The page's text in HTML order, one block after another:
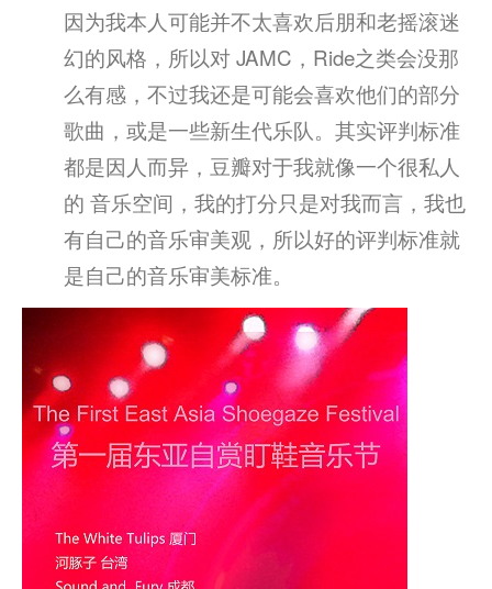
因为我本人可能并不太喜欢后朋和老摇滚迷
幻的风格，所以对 JAMC，Ride之类会没那
么有感，不过我还是可能会喜欢他们的部分
歌曲，或是一些新生代乐队。其实评判标准
都是因人而异，豆瓣对于我就像一个很私人
的 音乐空间，我的打分只是对我而言，我也
有自己的音乐审美观，所以好的评判标准就
是自己的音乐审美标准。